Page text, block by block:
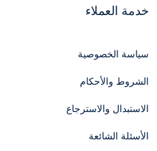
خدمة العملاء
سياسة الخصوصية
الشروط والأحكام
الاستبدال والاسترجاع
الأسئلة الشائعة